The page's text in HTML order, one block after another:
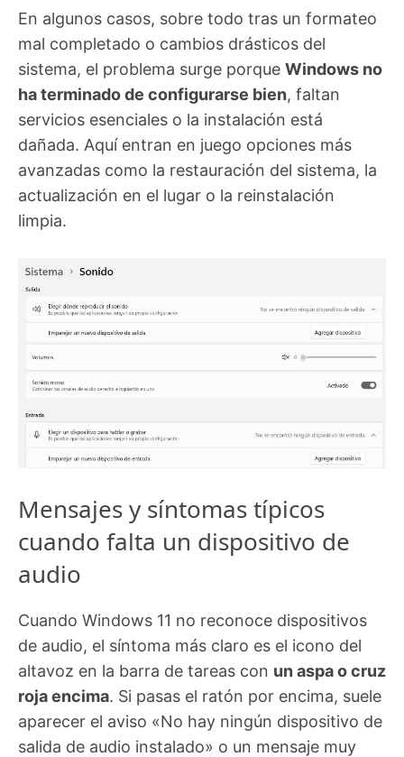
En algunos casos, sobre todo tras un formateo
mal completado o cambios drásticos del
sistema, el problema surge porque Windows no
ha terminado de configurarse bien, faltan
servicios esenciales o la instalación está
dañada. Aquí entran en juego opciones más
avanzadas como la restauración del sistema, la
actualización en el lugar o la reinstalación
limpia.
Mensajes y síntomas típicos
cuando falta un dispositivo de
audio
Cuando Windows 11 no reconoce dispositivos
de audio, el síntoma más claro es el icono del
altavoz en la barra de tareas con un aspa o cruz
roja encima. Si pasas el ratón por encima, suele
aparecer el aviso «No hay ningún dispositivo de
salida de audio instalado» o un mensaje muy